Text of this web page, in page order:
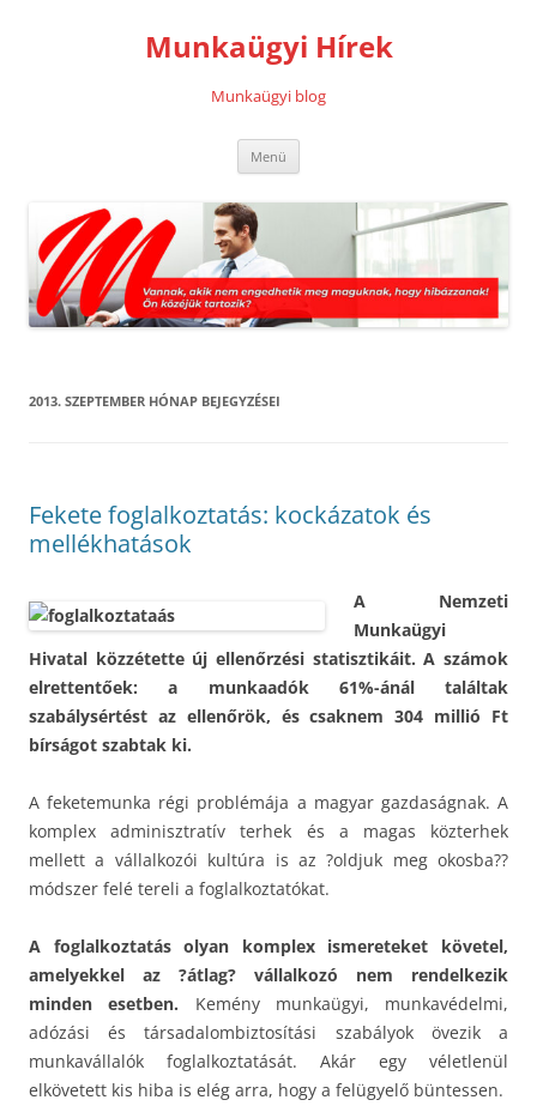
Munkaügyi Hírek
Munkaügyi blog
Menü
2013. SZEPTEMBER HÓNAP BEJEGYZÉSEI
Fekete foglalkoztatás: kockázatok és
mellékhatások
A Nemzeti
Munkaügyi
Hivatal közzétette új ellenőrzési statisztikáit. A számok
elrettentőek: a munkaadók 61%-ánál találtak
szabálysértést az ellenőrök, és csaknem 304 millió Ft
bírságot szabtak ki.
A feketemunka régi problémája a magyar gazdaságnak. A
komplex adminisztratív terhek és a magas közterhek
mellett a vállalkozói kultúra is az ?oldjuk meg okosba??
módszer felé tereli a foglalkoztatókat.
A foglalkoztatás olyan komplex ismereteket követel,
amelyekkel az ?átlag? vállalkozó nem rendelkezik
minden esetben. Kemény munkaügyi, munkavédelmi,
adózási és társadalombiztosítási szabályok övezik a
munkavállalók foglalkoztatását. Akár egy véletlenül
elkövetett kis hiba is elég arra, hogy a felügyelő büntessen.